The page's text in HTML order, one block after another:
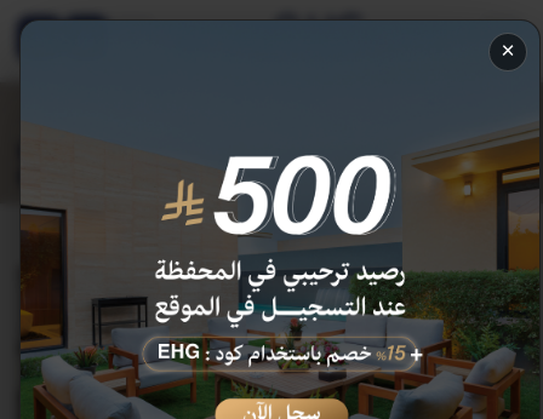
×
خصم محفظة 250 ر.س